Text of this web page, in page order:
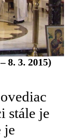
8. 3. 2015)
stále je
je